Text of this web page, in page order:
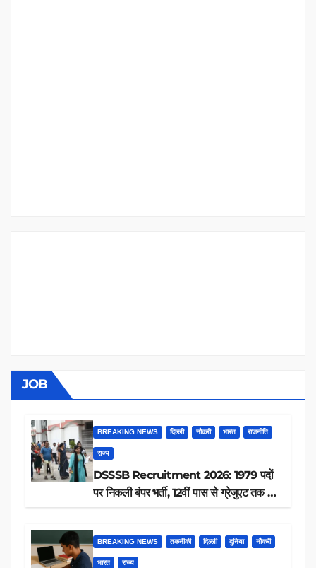
JOB
BREAKING NEWS दिल्ली नौकरी भारत राजनीति
राज्य
DSSSB Recruitment 2026: 1979 पदों
पर निकली बंपर भर्ती, 12वीं पास से ग्रेजुएट तक करें
BREAKING NEWS तकनीकी दिल्ली दुनिया नौकरी
भारत राज्य